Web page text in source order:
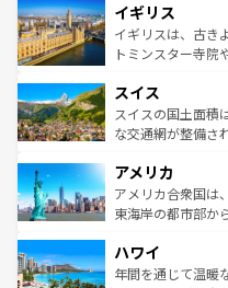
いる。シャンパン
香り高いラベンダ
らに、パリ以外の
れる地方に足を運
きるだ
を参照してほしい
顔を持つこの国は
ルリンの文化的活
してライン川沿い
は、お酒好きな人には
ドイツ情報はコン
イギリス
イギリスは、古き
トミンスター寺院
リアごとに異なる
ティー、ビール好
戦など、本場だか
ンツ一覧を参照し
スイス
スイスの国土面積
な交通網が整備さ
の建物がそのまま
博物館もあり、ア
ことができる。国
ば市内交通費無料で観
着のスイス情報は
アメリカ
アメリカ合衆国は
東海岸の都市部か
のような巨大都市
ンメントが詰まっ
ハワイ
年間を通じて温暖